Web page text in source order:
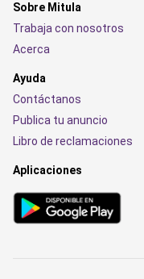
Sobre Mitula
Trabaja con nosotros
Acerca
Ayuda
Contáctanos
Publica tu anuncio
Libro de reclamaciones
Aplicaciones